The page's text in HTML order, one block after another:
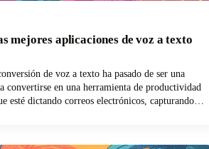
mejores aplicaciones de voz a texto
de voz a texto ha pasado de ser una
convertirse en una herramienta de productividad
esté dictando correos electrónicos, capturando